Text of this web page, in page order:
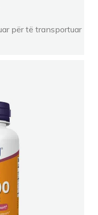
për të transportuar